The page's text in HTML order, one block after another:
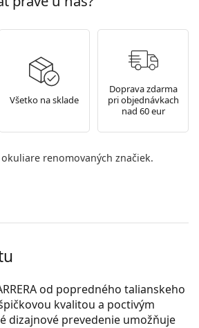
Všetko na sklade
Doprava zdarma
pri objednávkach
nad 60 eur
renomovaných značiek.
od popredného talianskeho
kvalitou a poctivým
dizajnové prevedenie umožňuje